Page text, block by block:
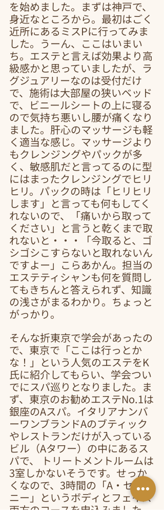
を始めました。まずは神戸で、
身近なところから。最初はごく
近所にあるミスPに行ってみま
した。うーん、ここはいまい
ち。エステと言えば効果より高
級感かと思っていましたが、ラ
グジュアリーなのは受付だけ
で、施術は大部屋の狭いベッド
で、ビニールシートの上に寝る
ので気持ち悪いし腰が痛くなり
ました。肝心のマッサージも軽
く適当な感じ。マッサージより
もクレンジングやパックが多
く、敏感肌だと言ってるのに型
にはまったクレンジングでヒリ
ヒリ。パックの時は「ヒリヒリ
します」と言っても何もしてく
れないので、「痛いから取って
ください」と言うと乾くまで取
れないと・・・「今取ると、ゴ
シゴシこすらないと取れないん
ですよー」こらあかん。担当の
エステティシャンも何を質問し
てもきちんと答えられず、知識
の浅さがまるわかり。ちょっと
がっかり。
そんな折東京で学会があったの
で、東京で「ここは行っとか
な！」という人気のエステをK
氏に紹介してもらい、学会つい
でにスパ巡りとなりました。ま
ず、東京のお勧めエステNo.1は
銀座のAスパ。イタリアナンバ
ーワンブランドAのブティック
やレストランだけが入っている
ビル（Aタワー）の中にあるス
パで、 トリートメントルームは
3室しかないそうです。せっか
くなので、3時間の「A・セレモ
ニー」というボディとフェイス
両方のコースを申込みました。